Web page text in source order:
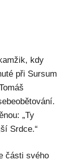
kdy
při Sursum
„Ty
Srdce.“
části svého